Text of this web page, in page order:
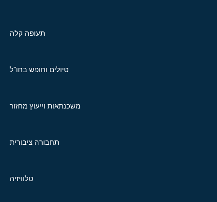
תעופה קלה
טיולים וחופש בחו"ל
משכנתאות וייעוץ מחזור
תחבורה ציבורית
טלוויזיה